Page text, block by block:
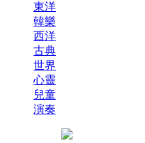
東洋
韓樂
西洋
古典
世界
心靈
兒童
演奏